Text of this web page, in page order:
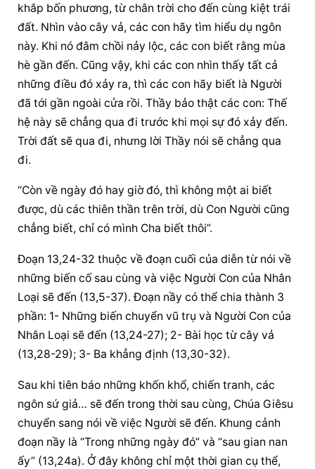
khắp bốn phương, từ chân trời cho đến cùng kiệt trái
đất. Nhìn vào cây vả, các con hãy tìm hiểu dụ ngôn
này. Khi nó đâm chồi nảy lộc, các con biết rằng mùa
hè gần đến. Cũng vậy, khi các con nhìn thấy tất cả
những điều đó xảy ra, thì các con hãy biết là Người
đã tới gần ngoài cửa rồi. Thầy bảo thật các con: Thế
hệ này sẽ chẳng qua đi trước khi mọi sự đó xảy đến.
Trời đất sẽ qua đi, nhưng lời Thầy nói sẽ chẳng qua
đi.
“Còn về ngày đó hay giờ đó, thì không một ai biết
được, dù các thiên thần trên trời, dù Con Người cũng
chẳng biết, chỉ có mình Cha biết thôi”.
Đoạn 13,24-32 thuộc về đoạn cuối của diễn từ nói về
những biến cố sau cùng và việc Người Con của Nhân
Loại sẽ đến (13,5-37). Đoạn nầy có thể chia thành 3
phần: 1- Những biến chuyển vũ trụ và Người Con của
Nhân Loại sẽ đến (13,24-27); 2- Bài học từ cây vả
(13,28-29); 3- Ba khẳng định (13,30-32).
Sau khi tiên báo những khốn khổ, chiến tranh, các
ngôn sứ giả… sẽ đến trong thời sau cùng, Chúa Giêsu
chuyển sang nói về việc Người sẽ đến. Khung cảnh
đoạn nầy là “Trong những ngày đó” và “sau gian nan
ấy” (13,24a). Ở đây không chỉ một thời gian cụ thể,